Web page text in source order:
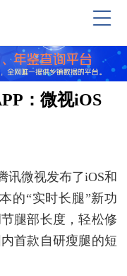
：微视iOS
讯微视发布了iOS和
的“实时长腿”新功
腿部长度，轻松修
首款自研瘦腿的短